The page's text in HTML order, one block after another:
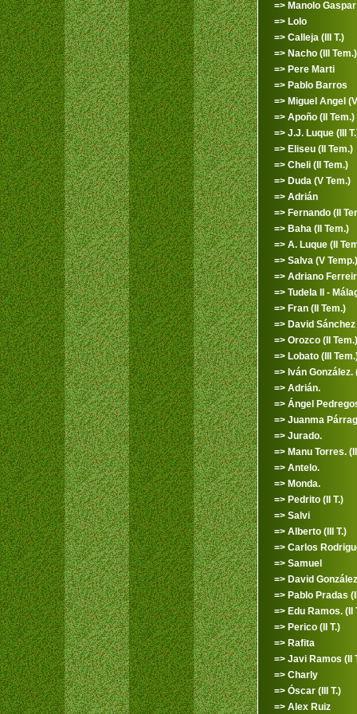
=> Manolo Gaspar
=> Lolo
=> Calleja (III T.)
=> Nacho (III Tem.)
=> Pere Marti
=> Pablo Barros
=> Miguel Angel
=> Apoño (II Tem.)
=> J.J. Luque (III
=> Eliseu (II Tem.)
=> Cheli (II Tem.)
=> Duda (V Tem.)
=> Adrián
=> Fernando (II
=> Baha (II Tem.)
=> A. Luque (II
=> Salva (V Temp.)
=> Adriano
=> Tudela II -
=> Fran (II Tem.)
=> David Sánchez
=> Orozco (II Tem.)
=> Lobato (III
=> Iván González.
=> Adrián.
=> Ángel
=> Juanma
=> Jurado.
=> Manu Torres.
=> Antelo.
=> Monda.
=> Pedrito (II T.)
=> Salvi
=> Alberto (III T.)
=> Carlos
=> Samuel
=> David González
=> Pablo Pradas
=> Edu Ramos. (II
=> Perico (II T.)
=> Rafita
=> Javi Ramos (II
=> Charly
=> Óscar (III T.)
=> Alex Ruiz